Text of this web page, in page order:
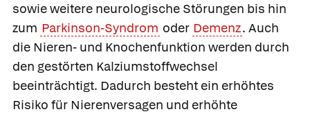
sowie weitere neurologische Störungen bis hin
zum Parkinson-Syndrom oder Demenz. Auch
die Nieren- und Knochenfunktion werden durch
den gestörten Kalziumstoffwechsel
beeinträchtigt. Dadurch besteht ein erhöhtes
Risiko für Nierenversagen und erhöhte